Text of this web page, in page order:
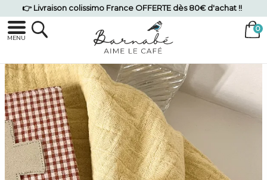
👉 Livraison colissimo France OFFERTE dès 80€ d'achat !!
MENU